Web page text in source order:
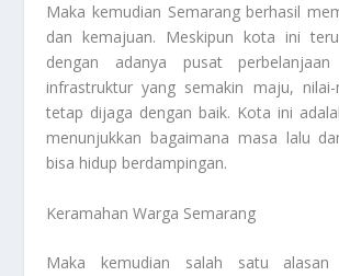
Maka kemudian Semarang berhasil
dan kemajuan. Meskipun kota ini
dengan adanya pusat
infrastruktur yang semakin maju, nilai-
tetap dijaga dengan baik. Kota ini
menunjukkan bagaimana masa lalu
bisa hidup berdampingan.
Keramahan Warga Semarang
Maka kemudian salah satu